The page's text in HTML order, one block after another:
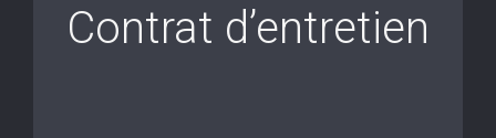
Contrat d’entretien